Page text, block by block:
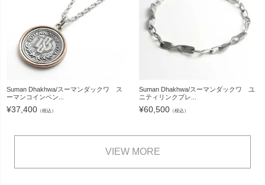
Suman Dhakhwa/スーマンダックワ ス
ーマンコインペン...
¥37,400 （税込）
Suman Dhakhwa/スーマンダックワ ユ
ニティリンクブレ...
¥60,500 （税込）
VIEW MORE